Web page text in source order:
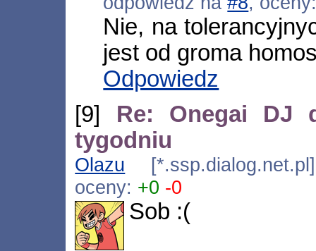
Nie, na
jest od groma
Odpowiedz
[9] Re: Onegai DJ
tygodniu
Olazu
oceny: +0 -0
Sob :(